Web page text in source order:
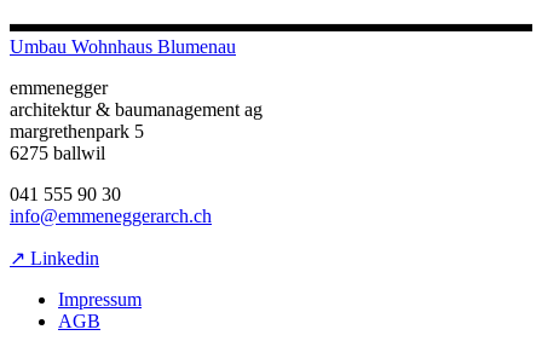
Umbau Wohnhaus Blumenau
emmenegger
architektur & baumanagement ag
margrethenpark 5
6275 ballwil
041 555 90 30
info@emmeneggerarch.ch
↗ Linkedin
Impressum
AGB